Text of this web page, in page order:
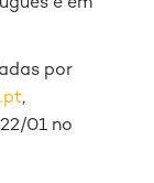
e em
por
,
01 no